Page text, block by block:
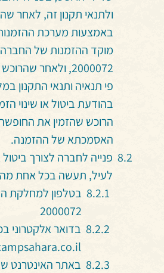
ולתנאי תקנון זה, לאחר
באמצעות מערכת
2000072, ולאחר
פי תנאיה ותנאי התקנון
בהודעת ביטול או שינוי
הרוכש שהזמין את
האסמכתא של ההזמנה.
פנייה לחברה לצורך
לעיל, תעשה בכל אחת
2000072
בדואר אלקטרוני
באתר האינטרנט